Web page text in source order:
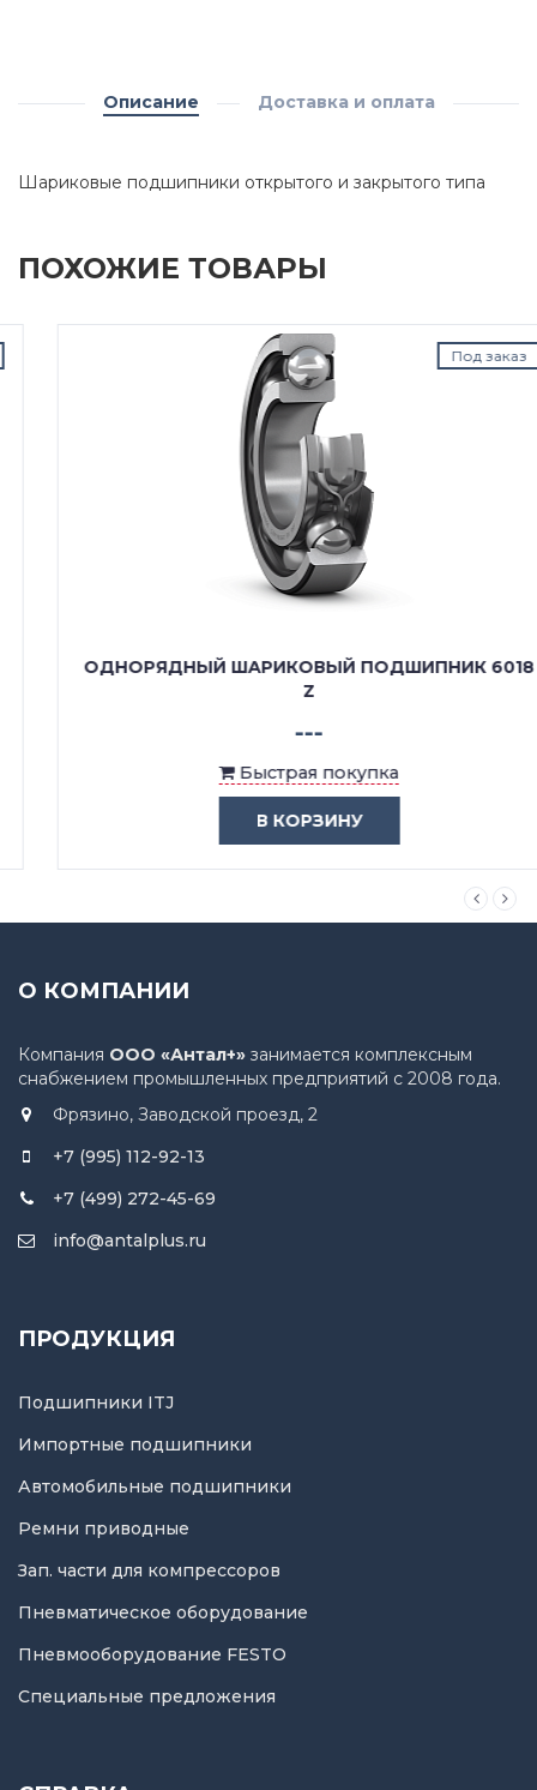
Описание Доставка и оплата
Шариковые подшипники открытого и закрытого типа
ПОХОЖИЕ ТОВАРЫ
Под заказ
ОДНОРЯДНЫЙ ШАРИКОВЫЙ ПОДШИПНИК 6018
Быстрая покупка
В КОРЗИНУ
О КОМПАНИИ
Компания ООО «Антал+» занимается комплексным
снабжением промышленных предприятий с 2008 года.
Фрязино, Заводской проезд, 2
+7 (995) 112-92-13
+7 (499) 272-45-69
info@antalplus.ru
ПРОДУКЦИЯ
Подшипники ITJ
Импортные подшипники
Автомобильные подшипники
Ремни приводные
Зап. части для компрессоров
Пневматическое оборудование
Пневмооборудование FESTO
Специальные предложения